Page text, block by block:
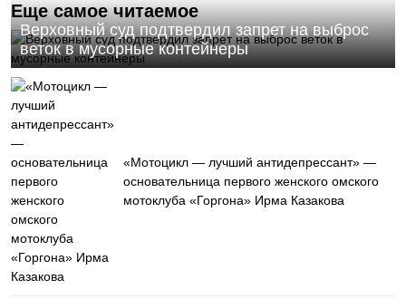
Еще самое читаемое
Верховный суд подтвердил запрет на выброс
веток в мусорные контейнеры
«Мотоцикл — лучший антидепрессант» —
основательница первого женского омского
мотоклуба «Горгона» Ирма Казакова